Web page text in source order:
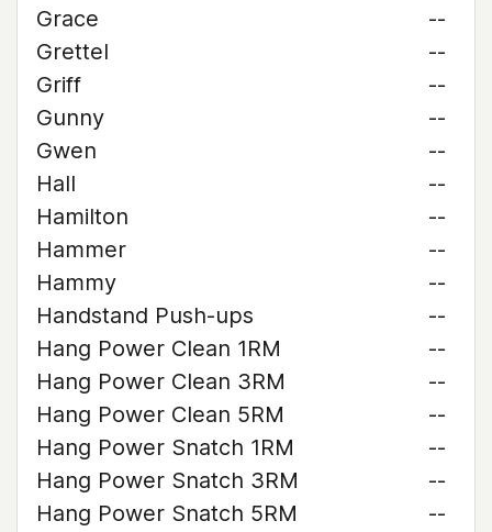
Grace
--
Grettel
--
Griff
--
Gunny
--
Gwen
--
Hall
--
Hamilton
--
Hammer
--
Hammy
--
Handstand Push-ups
--
Hang Power Clean 1RM
--
Hang Power Clean 3RM
--
Hang Power Clean 5RM
--
Hang Power Snatch 1RM
--
Hang Power Snatch 3RM
--
Hang Power Snatch 5RM
--